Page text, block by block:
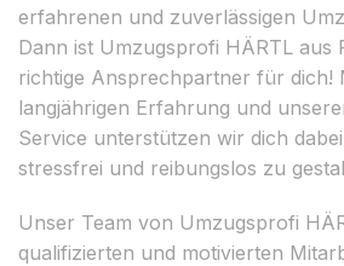
erfahrenen und zuverlässigen
Dann ist Umzugsprofi HÄRTL aus
richtige Ansprechpartner für dich!
langjährigen Erfahrung und
Service unterstützen wir dich
stressfrei und reibungslos zu
Unser Team von Umzugsprofi
qualifizierten und motivierten